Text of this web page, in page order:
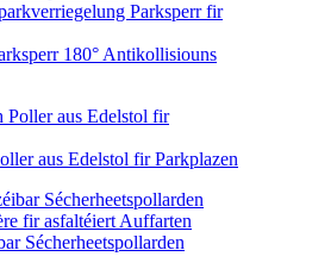
180° Antikollisiouns
aus Edelstol fir Parkplazen
Sécherheetspollarden